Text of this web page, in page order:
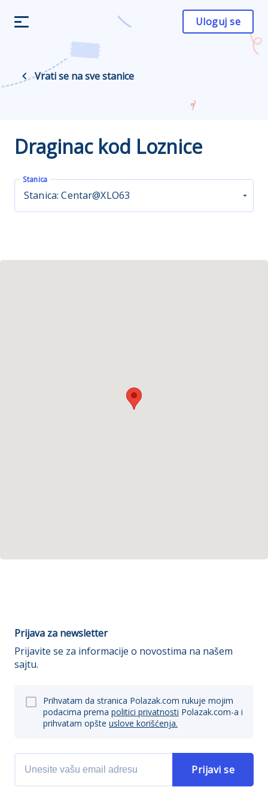
Uloguj se
Vrati se na sve stanice
Draginac kod Loznice
Stanica
Stanica: Centar@XLO63
Prijava za newsletter
Prijavite se za informacije o novostima na našem
sajtu.
Prihvatam da stranica Polazak.com rukuje mojim
podacima prema politici privatnosti Polazak.com-a i
prihvatam opšte uslove korišćenja.
Prijavi se